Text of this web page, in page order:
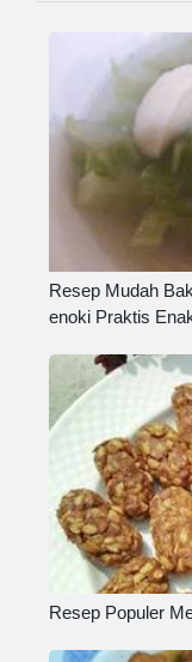
Resep Mudah
enoki Praktis
Resep Populer